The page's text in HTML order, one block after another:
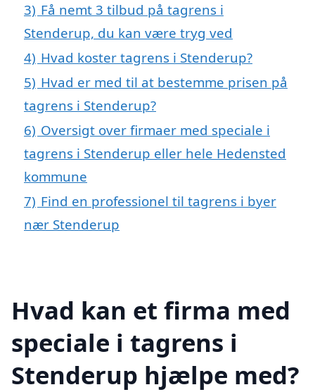
3) Få nemt 3 tilbud på tagrens i
Stenderup, du kan være tryg ved
4) Hvad koster tagrens i Stenderup?
5) Hvad er med til at bestemme prisen på
tagrens i Stenderup?
6) Oversigt over firmaer med speciale i
tagrens i Stenderup eller hele Hedensted
kommune
7) Find en professionel til tagrens i byer
nær Stenderup
Hvad kan et firma med
speciale i tagrens i
Stenderup hjælpe med?